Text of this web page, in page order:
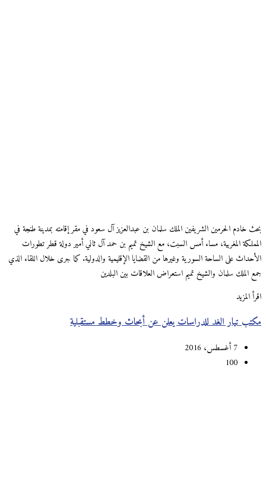
بحث خادم الحرمين الشريفين الملك سلمان بن عبدالعزيز آل سعود في مقر إقامته بمدينة طنجة في
المملكة المغربية، مساء أمس السبت، مع الشيخ تميم بن حمد آل ثاني أمير دولة قطر تطورات
الأحداث على الساحة السورية وغيرها من القضايا الإقليمية والدولية. كما جرى خلال اللقاء الذي
جمع الملك سلمان والشيخ تميم استعراض العلاقات بين البلدين
اقرأ المزيد
مكتب تيار الغد للدراسات يعلن عن أبحاث وخطط مستقبلية
100